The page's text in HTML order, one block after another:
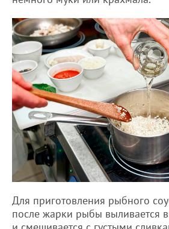
Для приготовления рыбного
после жарки рыбы выливается